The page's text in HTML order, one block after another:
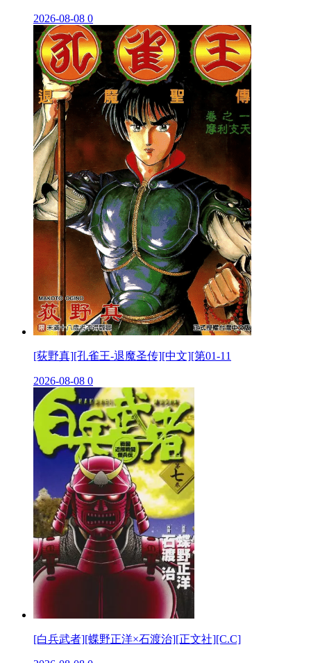
2026-08-08 0
[荻野真][孔雀王-退魔圣传][中文][第01-11
2026-08-08 0
[白兵武者][蝶野正洋×石渡治][正文社][C.C]